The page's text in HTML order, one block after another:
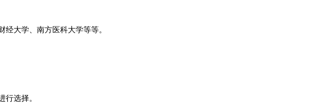
大学、南方医科大学等等。
行选择。